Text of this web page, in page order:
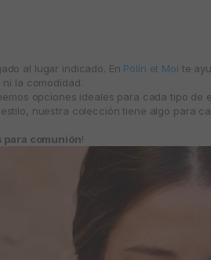
al lugar indicado. En Polín et Moi te
la comodidad.
opciones ideales para cada tipo
nuestra colección tiene algo para
para comunión!